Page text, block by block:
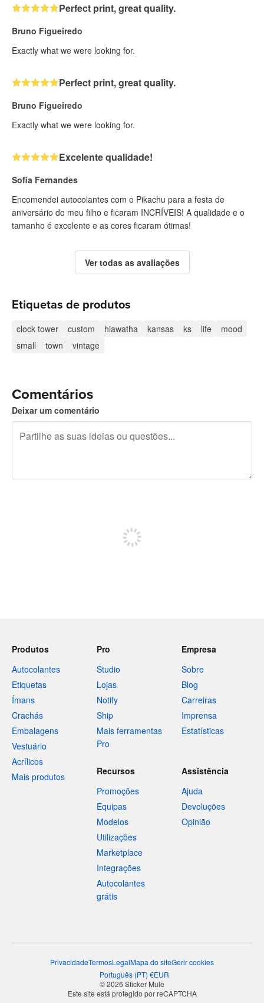
Perfect print, great quality.
Bruno Figueiredo
Exactly what we were looking for.
Perfect print, great quality.
Bruno Figueiredo
Exactly what we were looking for.
Excelente qualidade!
Sofia Fernandes
Encomendei autocolantes com o Pikachu para a festa de
aniversário do meu filho e ficaram INCRÍVEIS! A qualidade e o
tamanho é excelente e as cores ficaram ótimas!
Ver todas as avaliações
Etiquetas de produtos
clock tower custom hiawatha kansas ks life
mood
small
town vintage
Comentários
Deixar um comentário
Produtos
Autocolantes
Etiquetas
Ímans
Crachás
Embalagens
Vestuário
Acrílicos
Mais produtos
Pro
Studio
Lojas
Notify
Ship
Mais ferramentas
Pro
Empresa
Sobre
Blog
Carreiras
Imprensa
Estatísticas
Recursos
Promoções
Equipas
Modelos
Utilizações
Marketplace
Integrações
Autocolantes
grátis
Assistência
Ajuda
Devoluções
Opinião
PrivacidadeTermosLegalMapa do siteGerir cookies
Português (PT) €EUR
© 2026 Sticker Mule
Este site está protegido por reCAPTCHA